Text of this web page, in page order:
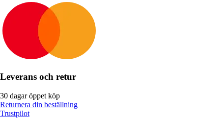
Leverans och retur
30 dagar öppet köp
Returnera din beställning
Trustpilot